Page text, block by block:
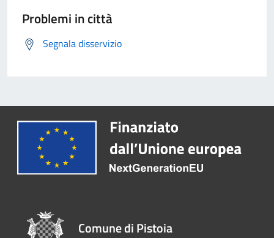
Problemi in città
Segnala disservizio
Comune di Pistoia